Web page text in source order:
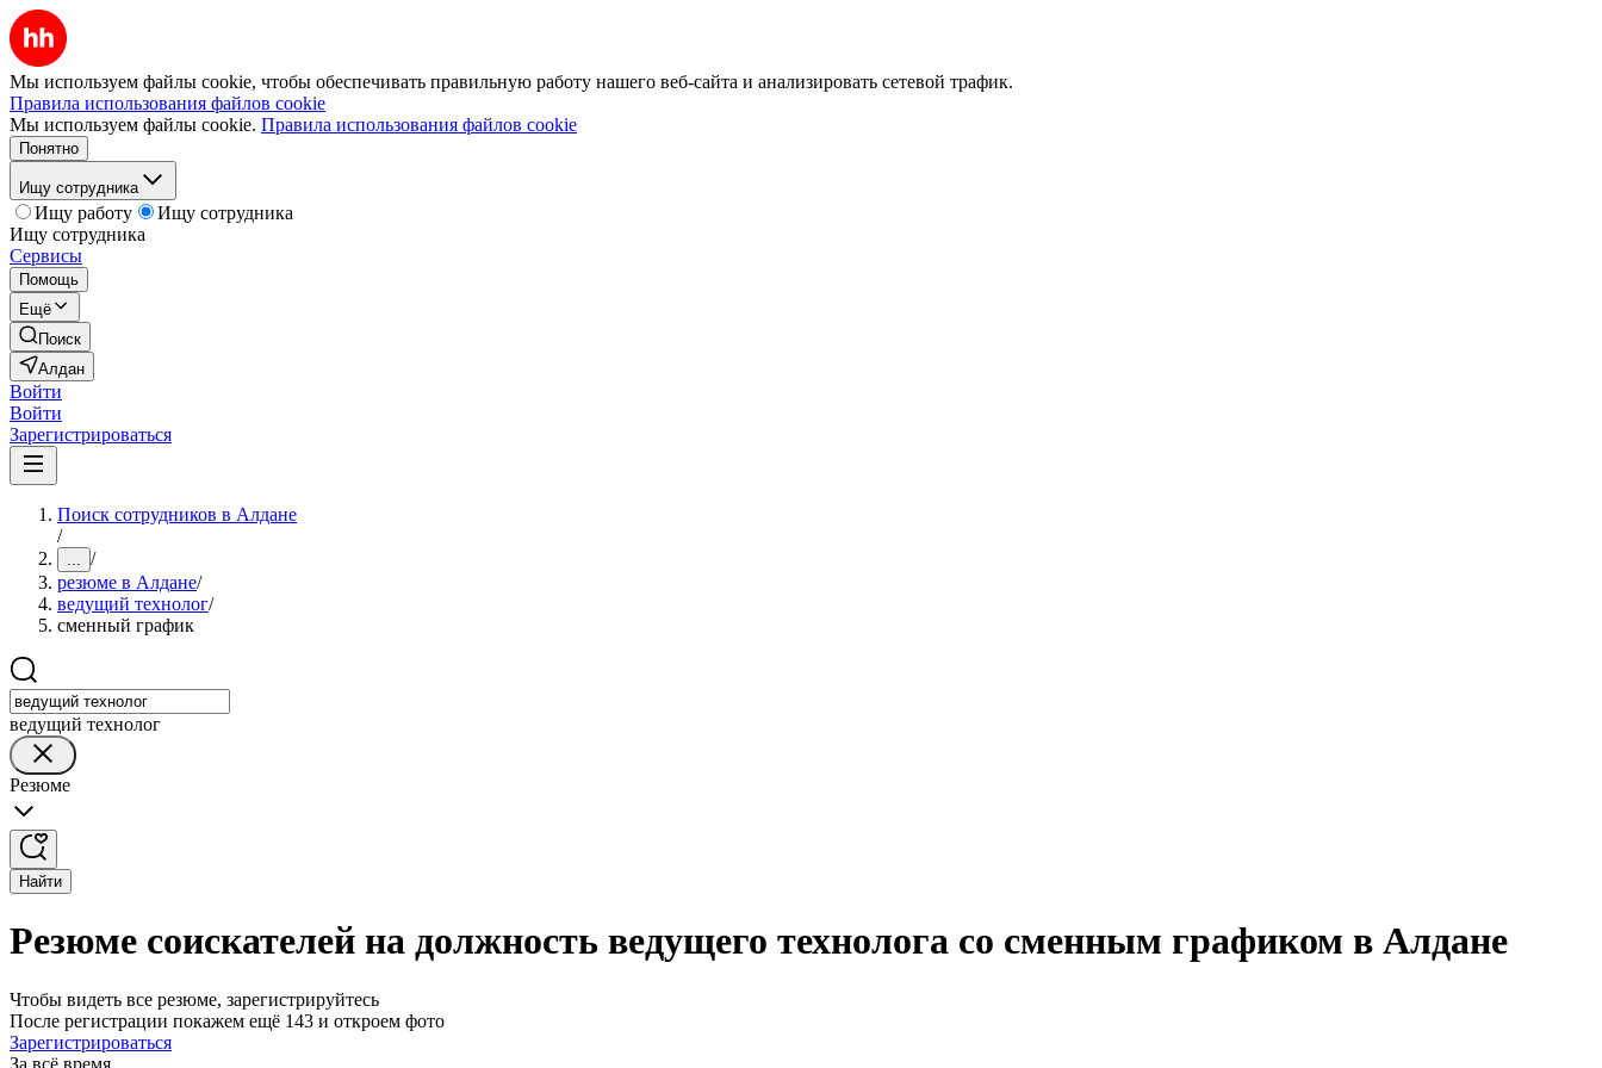
Мы используем файлы cookie, чтобы обеспечивать правильную работу нашего веб-сайта и анализировать сетевой трафик.
Правила использования файлов cookie
Мы используем файлы cookie. Правила использования файлов cookie
Понятно
Ищу сотрудника
Ищу работу
Ищу сотрудника
Ищу сотрудника
Сервисы
Помощь
Ещё
Поиск
Алдан
Войти
Войти
Зарегистрироваться
Поиск сотрудников в Алдане
/
... /
резюме в Алдане/
ведущий технолог/
сменный график
ведущий технолог
Резюме
Найти
Резюме соискателей на должность ведущего технолога со сменным графиком в Алдане
Чтобы видеть все резюме, зарегистрируйтесь
После регистрации покажем ещё 143 и откроем фото
Зарегистрироваться
За всё время